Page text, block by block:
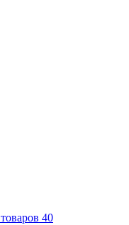
товаров 40